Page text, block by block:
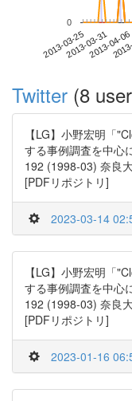
2013-03-252013-03-312013-04-06
0
Twitter (8
【LG】小野宏明「
する事例調査を中心
192 (1998-03) 奈良
[PDFリポジトリ]
2023-03-14
【LG】小野宏明「
する事例調査を中心
192 (1998-03) 奈良
[PDFリポジトリ]
2023-01-16